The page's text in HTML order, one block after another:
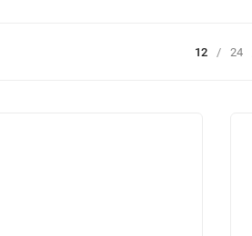
12 / 24